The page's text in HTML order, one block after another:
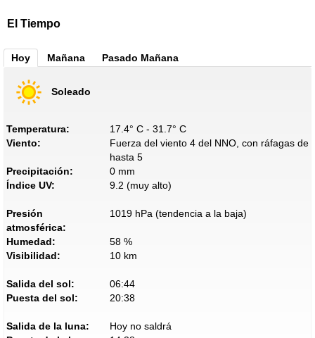
El Tiempo
Hoy Mañana Pasado Mañana
Soleado
Temperatura:
17.4° C - 31.7° C
Viento:
Fuerza del viento 4 del NNO, con ráfagas de
hasta 5
Precipitación:
0 mm
Índice UV:
9.2 (muy alto)
Presión
atmosférica:
1019 hPa (tendencia a la baja)
Humedad:
58 %
Visibilidad:
10 km
Salida del sol:
06:44
Puesta del sol:
20:38
Salida de la luna:
Hoy no saldrá